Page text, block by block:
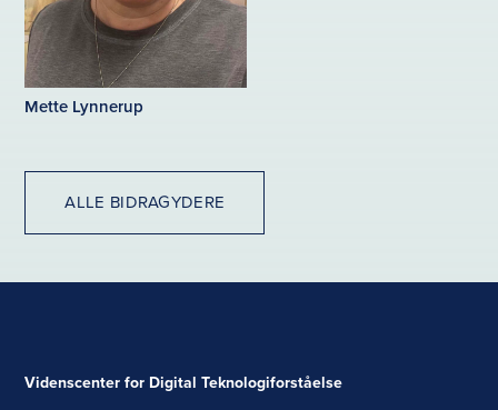
Mette Lynnerup
ALLE BIDRAGYDERE
Videnscenter for Digital Teknologiforståelse